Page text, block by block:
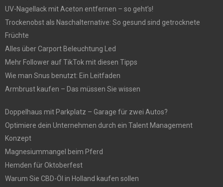
UV-Nagellack mit Aceton entfernen – so geht’s!
Trockenobst als Naschalternative: So gesund sind getrocknete
Früchte
Alles über Carport Beleuchtung Led
Mehr Follower auf TikTok mit diesen Tipps
Wie man Snus benutzt: Ein Leitfaden
Armbrust kaufen – Das müssen Sie wissen
Doppelhaus mit Parkplatz – Garage für zwei Autos?
Optimiere dein Unternehmen durch ein Talent Management
Konzept
Magnesiummangel beim Pferd
Hemden für Oktoberfest
Warum Sie CBD-Öl in Holland kaufen sollen